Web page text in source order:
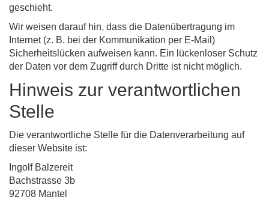
geschieht.
Wir weisen darauf hin, dass die Datenübertragung im
Internet (z. B. bei der Kommunikation per E-Mail)
Sicherheitslücken aufweisen kann. Ein lückenloser Schutz
der Daten vor dem Zugriff durch Dritte ist nicht möglich.
Hinweis zur verantwortlichen
Stelle
Die verantwortliche Stelle für die Datenverarbeitung auf
dieser Website ist:
Ingolf Balzereit
Bachstrasse 3b
92708 Mantel